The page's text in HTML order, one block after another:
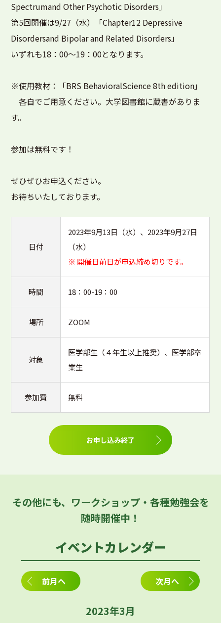
Spectrumand Other Psychotic Disorders」
第5回開催は9/27（水）「Chapter12 Depressive
Disordersand Bipolar and Related Disorders」
いずれも18：00～19：00となります。
※使用教材：「BRS BehavioralScience 8th edition」
各自でご用意ください。大学図書館に蔵書がありま
す。
参加は無料です！
ぜひぜひお申込ください。
お待ちいたしております。
日付
2023年9月13日（水）、2023年9月27日
（水）
※ 開催日前日が申込締め切りです。
時間 18：00-19：00
場所 ZOOM
対象
医学部生（４年生以上推奨）、医学部卒
業生
参加費 無料
お申し込み終了
その他にも、ワークショップ・各種勉強会を
随時開催中！
イベントカレンダー
前月へ 次月へ
2023年3月